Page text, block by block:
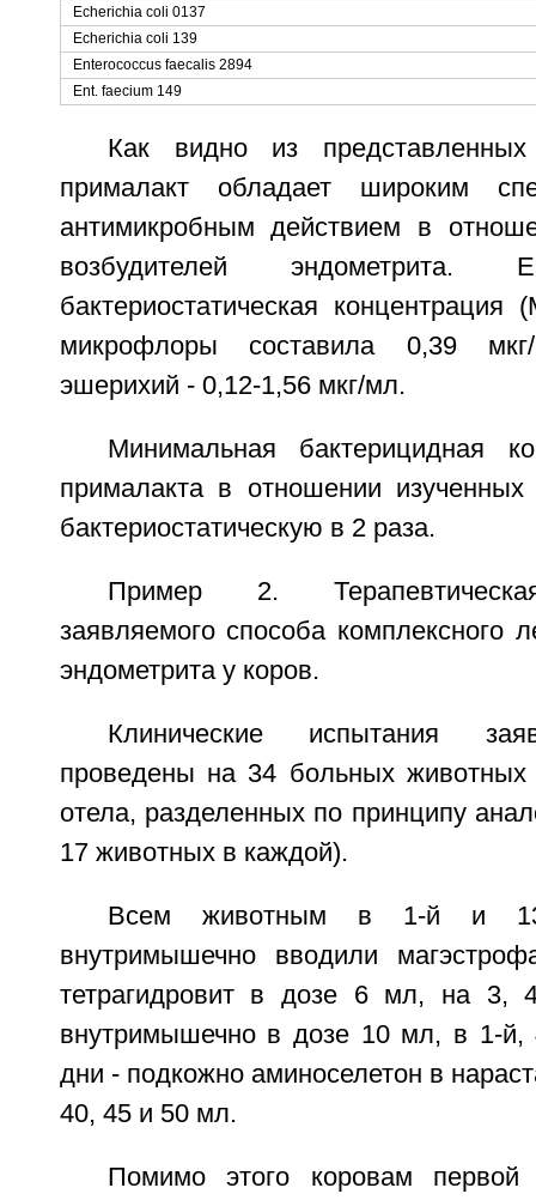
Echerichia coli 0137
Echerichia coli 139
Enterococcus faecalis 2894
Ent. faecium 149
Как видно из
прималакт обладает широким
антимикробным действием в
возбудителей эндометрита.
бактериостатическая
микрофлоры составила 0,39
эшерихий - 0,12-1,56 мкг/мл.
Минимальная бактерицидная
прималакта в отношении
бактериостатическую в 2 раза.
Пример 2.
заявляемого способа комплексного
эндометрита у коров.
Клинические испытания
проведены на 34 больных
отела, разделенных по принципу
17 животных в каждой).
Всем животным в 1-й и
внутримышечно вводили
тетрагидровит в дозе 6 мл, на 3,
внутримышечно в дозе 10 мл, в 1-й,
дни - подкожно аминоселетон в
40, 45 и 50 мл.
Помимо этого коровам